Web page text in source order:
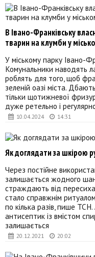
10.04.2024 14:31
В Івано-Франківську
тварин на клумби у
У міському парку Івано-
Комунальники наводять
роблять для того, щоб
зеленій оазі міста.
тільки щотижневої
дуже ретельно і
20.12.2021 20:02
Як доглядати за шкірою
Через постійне
залишається жодного
страждають від
стало справжнім
по кілька разів, пише
антисептик із вмістом
залишається